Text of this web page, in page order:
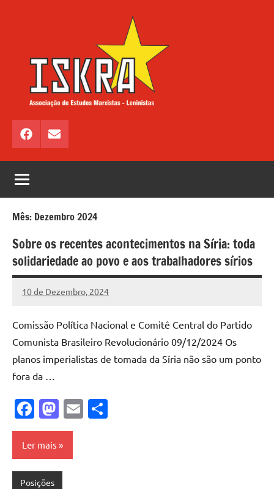
conteúdo
ISKRA
de
Estudos
Marxistas
–
Facebook
Email
Mês: Dezembro 2024
Sobre os recentes acontecimentos na Síria: toda
solidariedade ao povo e aos trabalhadores sírios
10 de Dezembro, 2024
Pedro
Comissão Política Nacional e Comitê Central do Partido
Comunista Brasileiro Revolucionário 09/12/2024 Os
planos imperialistas de tomada da Síria não são um ponto
fora da …
Facebook
Mastodon
Email
Ler mais
Posições